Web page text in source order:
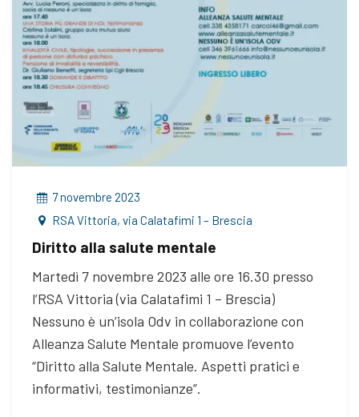
7 novembre 2023
RSA Vittoria, via Calatafimi 1 – Brescia
Diritto alla salute mentale
Martedì 7 novembre 2023 alle ore 16.30 presso
l’RSA Vittoria (via Calatafimi 1 – Brescia)
Nessuno è un’isola Odv in collaborazione con
Alleanza Salute Mentale promuove l’evento
“Diritto alla Salute Mentale. Aspetti pratici e
informativi, testimonianze”.